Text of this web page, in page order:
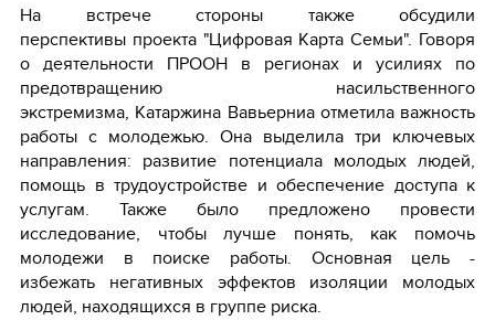
На встрече стороны также обсудили
перспективы проекта "Цифровая Карта Семьи". Говоря
о деятельности ПРООН в регионах и усилиях по
предотвращению насильственного
экстремизма, Катаржина Вавьерниа отметила важность
работы с молодежью. Она выделила три ключевых
направления: развитие потенциала молодых людей,
помощь в трудоустройстве и обеспечение доступа к
услугам. Также было предложено провести
исследование, чтобы лучше понять, как помочь
молодежи в поиске работы. Основная цель -
избежать негативных эффектов изоляции молодых
людей, находящихся в группе риска.